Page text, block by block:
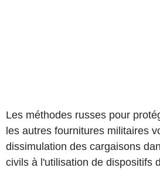
Les méthodes russes pour
les autres fournitures militaires
dissimulation des cargaisons
civils à l'utilisation de dispositifs